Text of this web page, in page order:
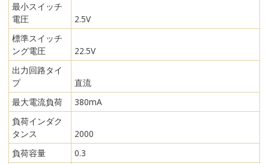
最小スイッチ
電圧
2.5V
標準スイッチ
ング電圧
22.5V
出力回路タイ
プ
直流
最大電流負荷
380mA
負荷インダク
タンス
2000
負荷容量
0.3